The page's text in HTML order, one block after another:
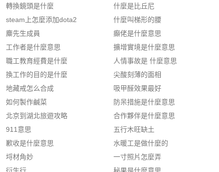
轉換鏡頭是什麼
steam上怎麼添加dota2
麋先生成員
工作者是什麼意思
職工教育經費是什麼
換工作的目的是什麼
地藏戒怎么合成
如何製作鹹菜
北京到湖北旅遊攻略
911意思
歉收是什麼意思
埒材角妙
什麼是比丘尼
什麼叫梯形的腰
癲佬是什麼意思
擴增實境是什麼意思
人情事故是 什麼意思
尖酸刻薄的面相
吸甲醛效果最好
防呆措施是什麼意思
合作夥伴是什麼意思
五行木旺缺土
水暖工是做什麼的
一寸照片怎麼弄